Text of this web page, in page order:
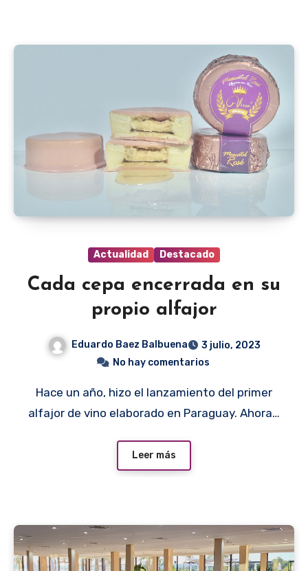
Actualidad Destacado
Cada cepa encerrada en su
propio alfajor
Eduardo Baez Balbuena
3 julio, 2023
No hay comentarios
Hace un año, hizo el lanzamiento del primer
alfajor de vino elaborado en Paraguay. Ahora…
Leer más